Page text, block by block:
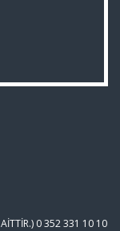
0 352 331 10 10